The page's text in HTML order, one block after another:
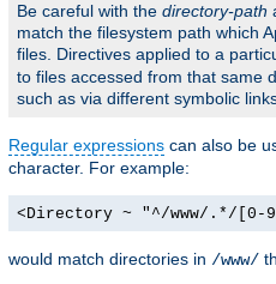
Be careful with the directory-path
match the filesystem path which
files. Directives applied to a
to files accessed from that same
such as via different symbolic
Regular expressions can also be
character. For example:
<Directory ~ "^/www/.*/[0-
would match directories in /www/